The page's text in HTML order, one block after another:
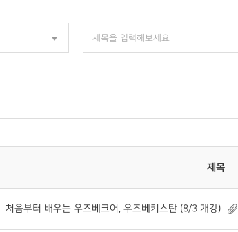
제목
처음부터 배우는 우즈베크어, 우즈베키스탄 (8/3 개강)